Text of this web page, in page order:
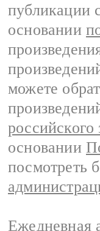
публикации
основании
можете
российского
основании
посмотреть
Ежедневная